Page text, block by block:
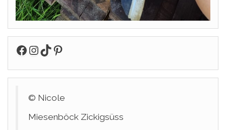
Facebook
Instagram
TikTok
Pinterest
© Nicole
Miesenböck Zickigsüss